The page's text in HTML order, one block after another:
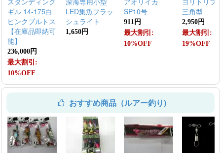
ギル 14-175白
ピンクプルトス
【在庫品即納可
能】
236,000円
最大割引:
10%OFF
LED集魚フラッ
シュライト
1,650円
SP10号
911円
最大割引:
10%OFF
三角型
2,950円
最大割引:
19%OFF
おすすめ商品（ルアー釣り)